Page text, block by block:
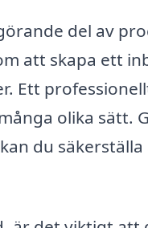
del av
att skapa ett
Ett
olika sätt.
du